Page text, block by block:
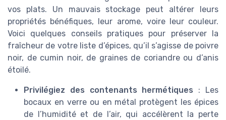
vos plats. Un mauvais stockage peut altérer leurs
propriétés bénéfiques, leur arome, voire leur couleur.
Voici quelques conseils pratiques pour préserver la
fraîcheur de votre liste d’épices, qu’il s’agisse de poivre
noir, de cumin noir, de graines de coriandre ou d’anis
étoilé.
Privilégiez des contenants hermétiques : Les
bocaux en verre ou en métal protègent les épices
de l’humidité et de l’air, qui accélèrent la perte